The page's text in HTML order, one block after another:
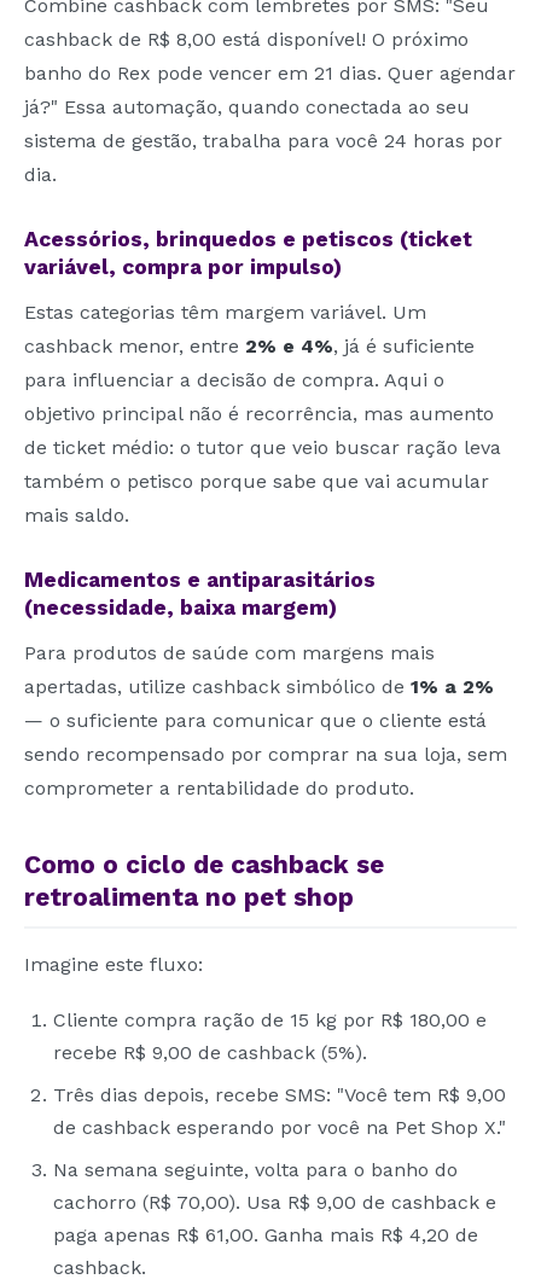
Combine cashback com lembretes por SMS: "Seu
cashback de R$ 8,00 está disponível! O próximo
banho do Rex pode vencer em 21 dias. Quer agendar
já?" Essa automação, quando conectada ao seu
sistema de gestão, trabalha para você 24 horas por
dia.
Acessórios, brinquedos e petiscos (ticket
variável, compra por impulso)
Estas categorias têm margem variável. Um
cashback menor, entre 2% e 4%, já é suficiente
para influenciar a decisão de compra. Aqui o
objetivo principal não é recorrência, mas aumento
de ticket médio: o tutor que veio buscar ração leva
também o petisco porque sabe que vai acumular
mais saldo.
Medicamentos e antiparasitários
(necessidade, baixa margem)
Para produtos de saúde com margens mais
apertadas, utilize cashback simbólico de 1% a 2%
— o suficiente para comunicar que o cliente está
sendo recompensado por comprar na sua loja, sem
comprometer a rentabilidade do produto.
Como o ciclo de cashback se
retroalimenta no pet shop
Imagine este fluxo:
Cliente compra ração de 15 kg por R$ 180,00 e
recebe R$ 9,00 de cashback (5%).
Três dias depois, recebe SMS: "Você tem R$ 9,00
de cashback esperando por você na Pet Shop X."
Na semana seguinte, volta para o banho do
cachorro (R$ 70,00). Usa R$ 9,00 de cashback e
paga apenas R$ 61,00. Ganha mais R$ 4,20 de
cashback.